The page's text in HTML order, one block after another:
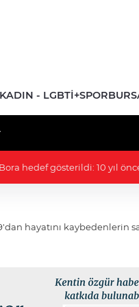
KADIN - LGBTİ+SPOR
hedef gösterildi: 10 yıl
hayatını kaybedenlerin